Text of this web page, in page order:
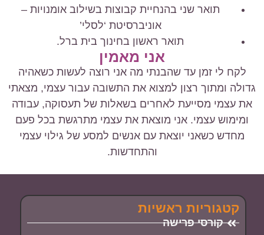
תואר שני בהנחיית קבוצות בשילוב אומנויות –
אוניברסיטת ‘לסלי’
תואר ראשון בחינוך בית ברל.
אני מאמין
לקח לי זמן עד שהבנתי מה אני רוצה לעשות כשאהיה
גדולה ומתוך רצון למצוא את התשובה עבור עצמי, מצאתי
את עצמי מסייעת לאחרים בשאלות של תעסוקה, עבודה
ומימוש עצמי. אני מוצאת את עצמי מתרגשת בכל פעם
מחדש כשאני יוצאת עם אנשים למסע של גילוי עצמי
והתחדשות.
קטגוריות ראשיות
קורסי פרישה